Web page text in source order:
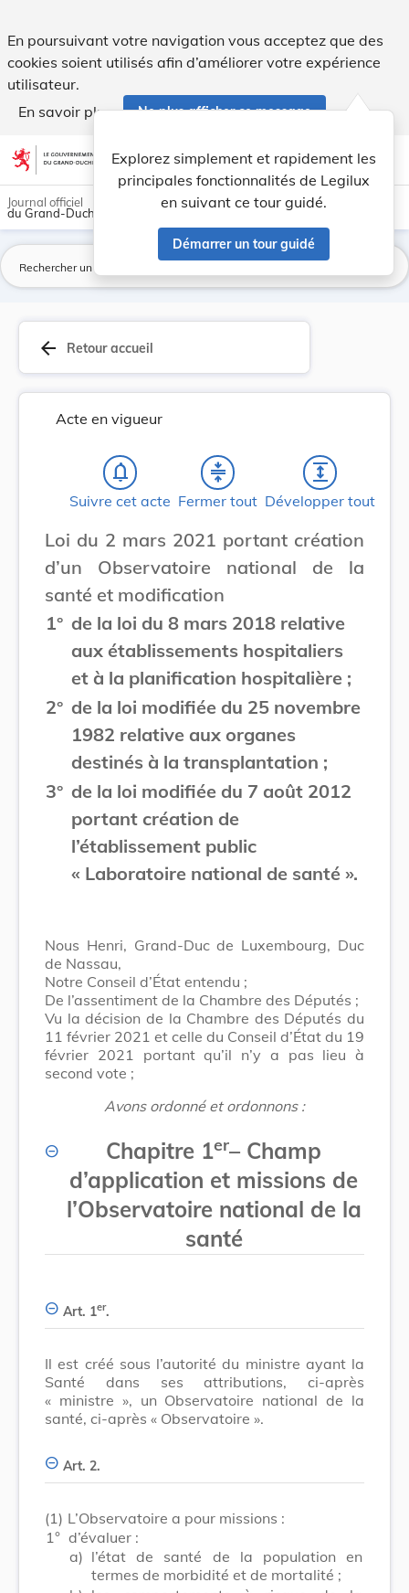
En poursuivant votre navigation vous acceptez que des
cookies soient utilisés afin d’améliorer votre expérience
utilisateur.
En savoir plus
Ne plus afficher ce message
Aller au contenu account_circle help Aide
Explorez simplement et rapidement les
principales fonctionnalités de Legilux
en suivant ce tour guidé.
Démarrer un tour guidé
light_mode dark_mode
Journal officiel
du Grand-Duché de Luxembourg
arrow_back Retour accueil
Acte en vigueur
notifications_none
Suivre cet acte
compress
Fermer tout
expand
Développer tout
Loi du 2 mars 2021 portant création
d’un Observatoire national de la
santé et modification
1° de la loi du 8 mars 2018 relative
aux établissements hospitaliers
et à la planification hospitalière ;
2° de la loi modifiée du 25 novembre
1982 relative aux organes
destinés à la transplantation ;
3° de la loi modifiée du 7 août 2012
portant création de
l’établissement public
« Laboratoire national de santé ».
Nous Henri, Grand-Duc de Luxembourg, Duc
de Nassau,
Notre Conseil d’État entendu ;
De l’assentiment de la Chambre des Députés ;
Vu la décision de la Chambre des Députés du
11 février 2021 et celle du Conseil d’État du 19
février 2021 portant qu’il n’y a pas lieu à
second vote ;
Avons ordonné et ordonnons :
Chapitre 1er– Champ
d’application et missions de
l’Observatoire national de la
santé
Art. 1er.
Il est créé sous l’autorité du ministre ayant la
Santé dans ses attributions, ci-après
« ministre », un Observatoire national de la
santé, ci-après « Observatoire ».
Art. 2.
(1) L’Observatoire a pour missions :
1° d’évaluer :
a) l’état de santé de la population en
termes de morbidité et de mortalité ;